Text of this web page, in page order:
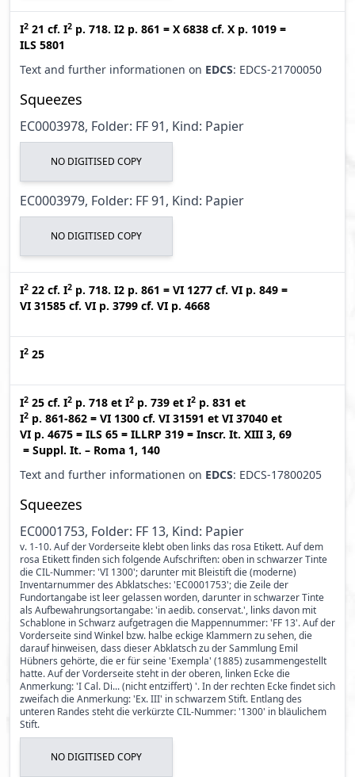
I2 21 cf. I2 p. 718. I2 p. 861 = X 6838 cf. X p. 1019 =
ILS 5801
Text and further informationen on EDCS: EDCS-21700050
Squeezes
EC0003978, Folder: FF 91, Kind: Papier
NO DIGITISED COPY
EC0003979, Folder: FF 91, Kind: Papier
NO DIGITISED COPY
I2 22 cf. I2 p. 718. I2 p. 861 = VI 1277 cf. VI p. 849 =
VI 31585 cf. VI p. 3799 cf. VI p. 4668
I2 25
I2 25 cf. I2 p. 718 et I2 p. 739 et I2 p. 831 et
I2 p. 861-862 = VI 1300 cf. VI 31591 et VI 37040 et
VI p. 4675 = ILS 65 = ILLRP 319 = Inscr. It. XIII 3, 69
= Suppl. It. – Roma 1, 140
Text and further informationen on EDCS: EDCS-17800205
Squeezes
EC0001753, Folder: FF 13, Kind: Papier
v. 1-10. Auf der Vorderseite klebt oben links das rosa Etikett. Auf dem
rosa Etikett finden sich folgende Aufschriften: oben in schwarzer Tinte
die CIL-Nummer: 'VI 1300'; darunter mit Bleistift die (moderne)
Inventarnummer des Abklatsches: 'EC0001753'; die Zeile der
Fundortangabe ist leer gelassen worden, darunter in schwarzer Tinte
als Aufbewahrungsortangabe: 'in aedib. conservat.', links davon mit
Schablone in Schwarz aufgetragen die Mappennummer: 'FF 13'. Auf der
Vorderseite sind Winkel bzw. halbe eckige Klammern zu sehen, die
darauf hinweisen, dass dieser Abklatsch zu der Sammlung Emil
Hübners gehörte, die er für seine 'Exempla' (1885) zusammengestellt
hatte. Auf der Vorderseite steht in der oberen, linken Ecke die
Anmerkung: 'I Cal. Di... (nicht entziffert) '. In der rechten Ecke findet sich
zweifach die Anmerkung: 'Ex. III' in schwarzem Stift. Entlang des
unteren Randes steht die verkürzte CIL-Nummer: '1300' in bläulichem
Stift.
NO DIGITISED COPY